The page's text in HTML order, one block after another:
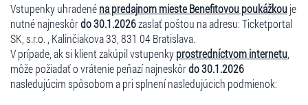
Vstupenky uhradenéna predajnom mieste Benefitovou poukážkouje
nutné najneskôrdo 30.1.2026zaslať poštou na adresu: Ticketportal
SK, s.r.o. , Kalinčiakova 33, 831 04 Bratislava.
V prípade, ak si klient zakúpil vstupenkyprostredníctvom internetu
môže požiadať o vrátenie peňazí najneskôrdo 30.1.2026
nasledujúcim spôsobom a pri splnení nasledujúcich podmienok: